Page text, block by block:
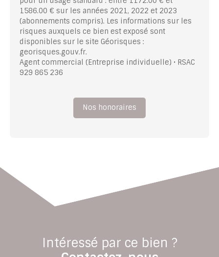
1586.00 € sur les années 2021, 2022 et 2023
(abonnements compris). Les informations sur les
risques auxquels ce bien est exposé sont
disponibles sur le site Géorisques :
georisques.gouv.fr.
Agent commercial (Entreprise individuelle) • RSAC
929 865 236
Nos honoraires
Intéressé par ce bien ?